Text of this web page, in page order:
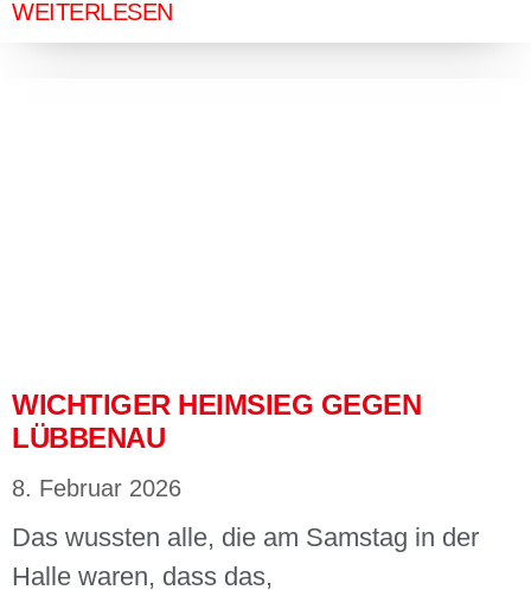
WEITERLESEN
WICHTIGER HEIMSIEG GEGEN
LÜBBENAU
8. Februar 2026
Das wussten alle, die am Samstag in der
Halle waren, dass das,